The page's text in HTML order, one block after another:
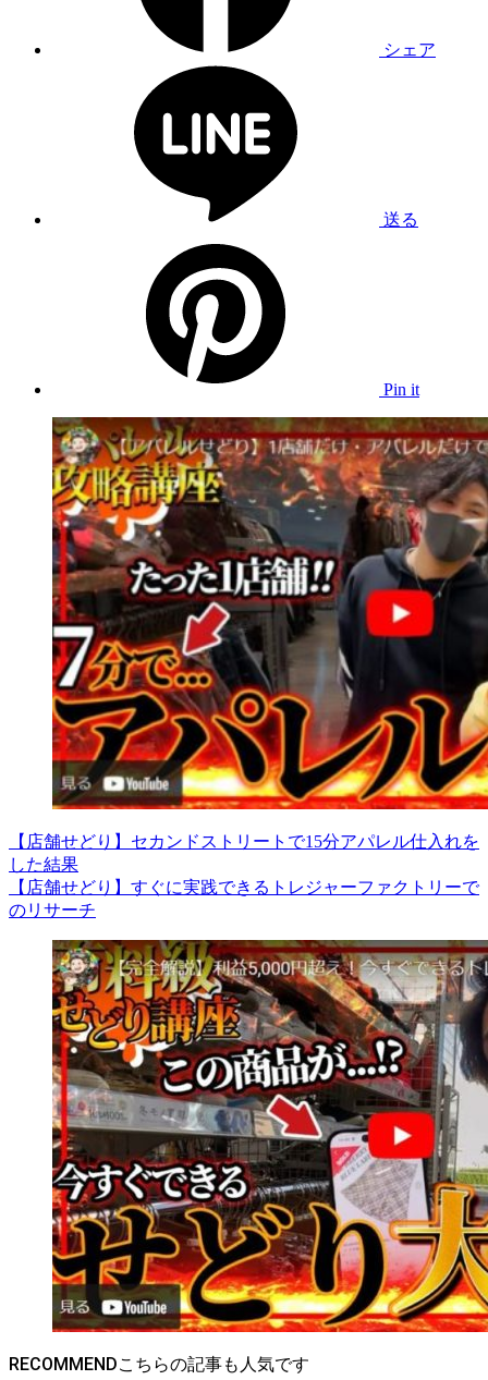
シェア
送る
Pin it
【店舗せどり】セカンドストリートで15分アパレル仕入れを
した結果
【店舗せどり】すぐに実践できるトレジャーファクトリーで
のリサーチ
RECOMMEND